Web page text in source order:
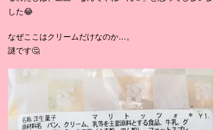
した😂
なぜここはクリームだけなのか…。
謎です🤔